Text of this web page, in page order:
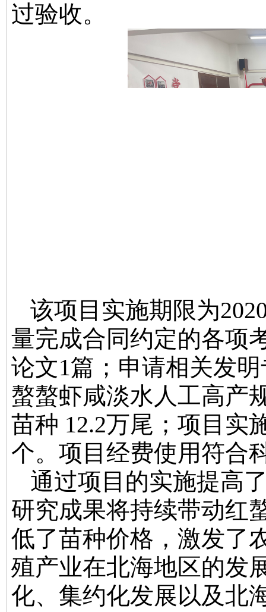
过验收。
该项目实施期限为
量完成合同约定的各项
论文1篇 ； 申请相关发
螯螯虾咸淡水人工高产
苗种 12.2万尾 ； 项目实
个。 项目经费使用符合
通过项目的实施提高
研究成果将持续带动红
低了苗种价格，激发了
殖产业在北海地区的发
化、集约化发展以及北